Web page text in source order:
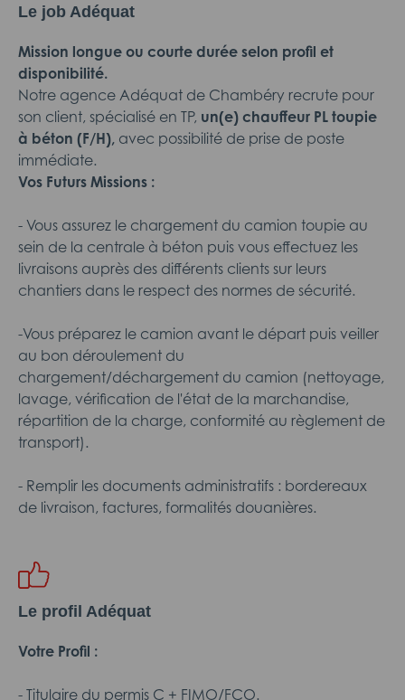
Le job Adéquat
Mission longue ou courte durée selon profil et
disponibilité.
Notre agence Adéquat de Chambéry recrute pour
son client, spécialisé en TP, un(e) chauffeur PL toupie
à béton (F/H), avec possibilité de prise de poste
immédiate.
Vos Futurs Missions :
- Vous assurez le chargement du camion toupie au
sein de la centrale à béton puis vous effectuez les
livraisons auprès des différents clients sur leurs
chantiers dans le respect des normes de sécurité.
-Vous préparez le camion avant le départ puis veiller
au bon déroulement du
chargement/déchargement du camion (nettoyage,
lavage, vérification de l'état de la marchandise,
répartition de la charge, conformité au règlement de
transport).
- Remplir les documents administratifs : bordereaux
de livraison, factures, formalités douanières.
Le profil Adéquat
Votre Profil :
- Titulaire du permis C + FIMO/FCO.